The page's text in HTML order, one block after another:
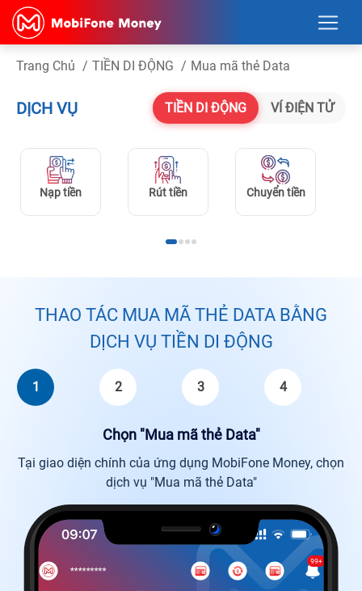
Trang Chủ / TIỀN DI ĐỘNG / Mua mã thẻ Data
DỊCH VỤ TIỀN DI ĐỘNG VÍ ĐIỆN TỬ
Nạp tiền Rút tiền Chuyển tiền
THAO TÁC MUA MÃ THẺ DATA BẰNG
DỊCH VỤ TIỀN DI ĐỘNG
1 2 3 4
Chọn "Mua mã thẻ Data"
Tại giao diện chính của ứng dụng MobiFone Money, chọn
dịch vụ "Mua mã thẻ Data"